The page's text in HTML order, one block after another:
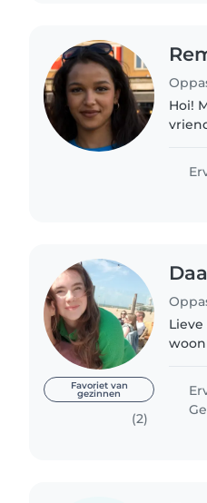
Hoi!
Favoriet van
gezinnen
(2)
Lieve ouders, Mijn
een